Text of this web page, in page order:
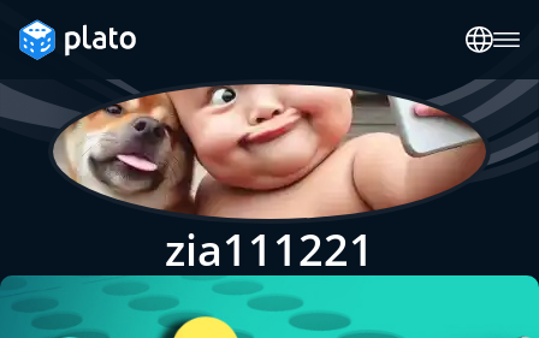
zia111221